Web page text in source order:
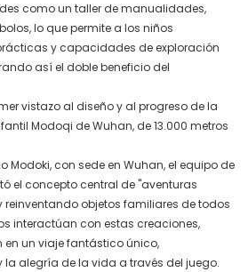
como un taller de manualidades,
lo que permite a los niños
y capacidades de exploración
así el doble beneficio del
Modoki, con sede en Wuhan, el equipo de
el concepto central de "aventuras
objetos familiares de todos
interactúan con estas creaciones,
en un viaje fantástico único,
la alegría de la vida a través del juego.